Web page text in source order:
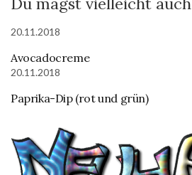
20.11.2018
Avocadocreme
20.11.2018
Paprika-Dip (rot und grün)